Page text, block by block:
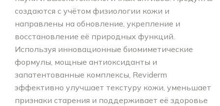
создаются с учётом физиологии кожи и
направлены на обновление, укрепление и
восстановление её природных функций.
Используя инновационные биомиметические
формулы, мощные антиоксиданты и
запатентованные комплексы, Reviderm
эффективно улучшает текстуру кожи, уменьшает
признаки старения и поддерживает её здоровье